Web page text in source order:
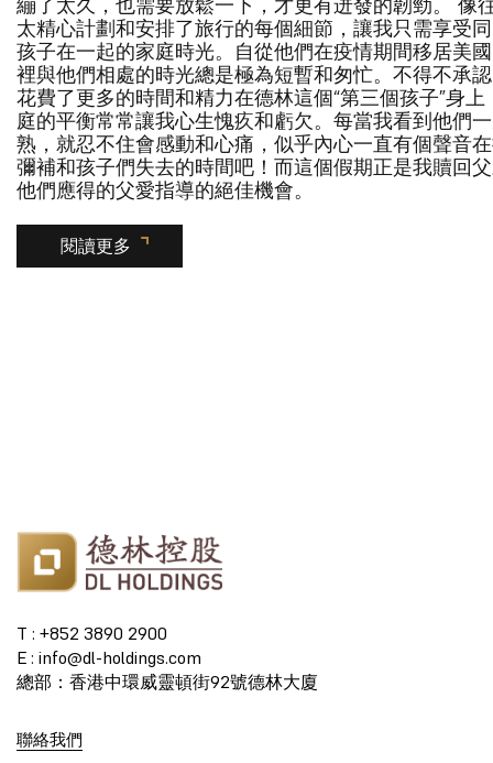
太精心計劃和安排了旅行的每個細節，讓我只需享受
孩子在一起的家庭時光。自從他們在疫情期間移居美
裡與他們相處的時光總是極為短暫和匆忙。不得不承
花費了更多的時間和精力在德林這個“第三個孩子”身
庭的平衡常常讓我心生愧疚和虧欠。每當我看到他們
熟，就忍不住會感動和心痛，似乎內心一直有個聲音
彌補和孩子們失去的時間吧！而這個假期正是我贖回
他們應得的父愛指導的絕佳機會。
閱讀更多
T : +852 3890 2900
E : info@dl-holdings.com
總部：香港中環威靈頓街92號德林大廈
聯絡我們